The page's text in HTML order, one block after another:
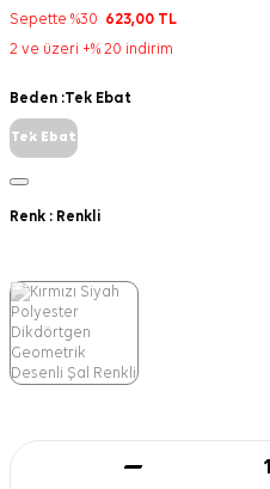
Sepette %30 623,00 TL
2 ve üzeri +% 20 indirim
Beden :Tek Ebat
Tek Ebat
Renk : Renkli